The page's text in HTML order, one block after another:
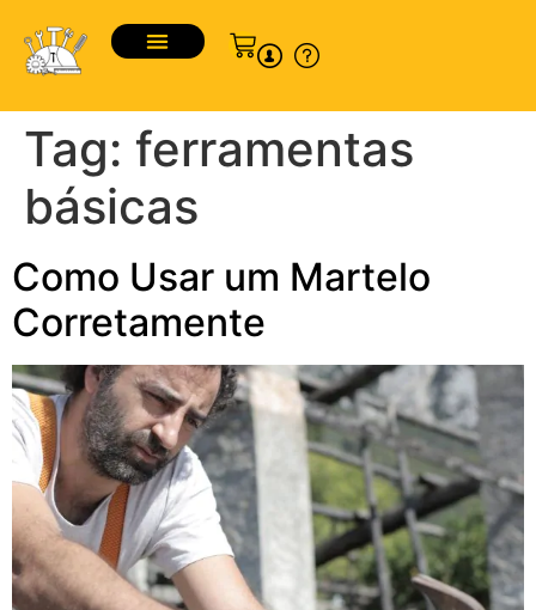
Tag: ferramentas
básicas
Como Usar um Martelo
Corretamente